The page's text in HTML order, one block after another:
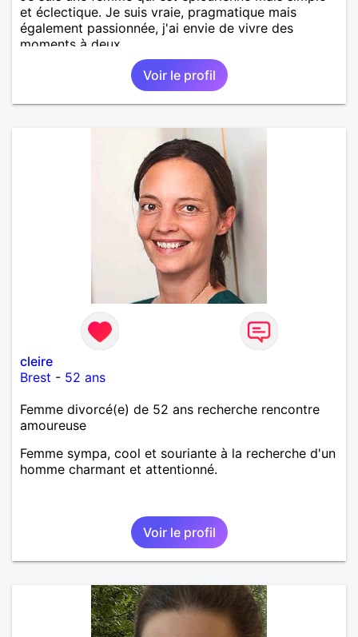
et éclectique. Je suis vraie, pragmatique mais
également passionnée, j'ai envie de vivre des
moments à deux.
Voir le profil
cleire
Brest - 52 ans
Femme divorcé(e) de 52 ans recherche rencontre
amoureuse
Femme sympa, cool et souriante à la recherche d'un
homme charmant et attentionné.
Voir le profil